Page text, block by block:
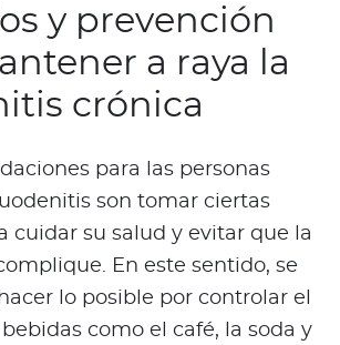
y prevención
a raya la
crónica
para las personas
son tomar ciertas
cuidar su salud y evitar que la
En este sentido, se
lo posible por controlar el
como el café, la soda y